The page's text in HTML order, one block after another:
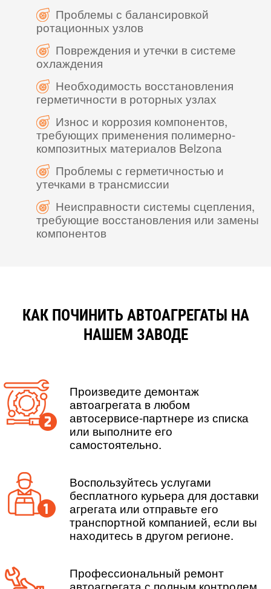
Проблемы с балансировкой
ротационных узлов
Повреждения и утечки в системе
охлаждения
Необходимость восстановления
герметичности в роторных узлах
Износ и коррозия компонентов,
требующих применения полимерно-
композитных материалов Belzona
Проблемы с герметичностью и
утечками в трансмиссии
Неисправности системы сцепления,
требующие восстановления или замены
компонентов
КАК ПОЧИНИТЬ АВТОАГРЕГАТЫ НА
НАШЕМ ЗАВОДЕ
Произведите демонтаж
автоагрегата в любом
автосервисе-партнере из списка
или выполните его
самостоятельно.
Воспользуйтесь услугами
бесплатного курьера для доставки
агрегата или отправьте его
транспортной компанией, если вы
находитесь в другом регионе.
Профессиональный ремонт
автоагрегата с полным контролем